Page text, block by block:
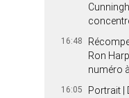
16:48
Ron
numéro
16:05
Portrait |